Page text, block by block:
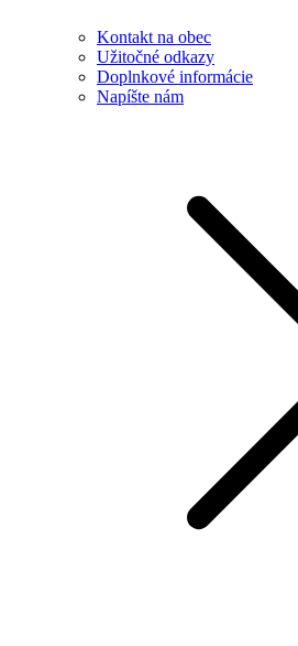
Kontakt na obec
Užitočné odkazy
Doplnkové informácie
Napíšte nám